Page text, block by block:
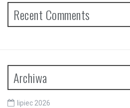
Recent Comments
Archiwa
lipiec 2026